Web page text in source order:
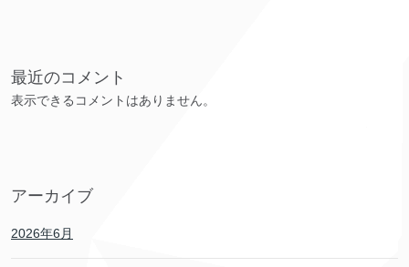
最近のコメント
表示できるコメントはありません。
アーカイブ
2026年6月